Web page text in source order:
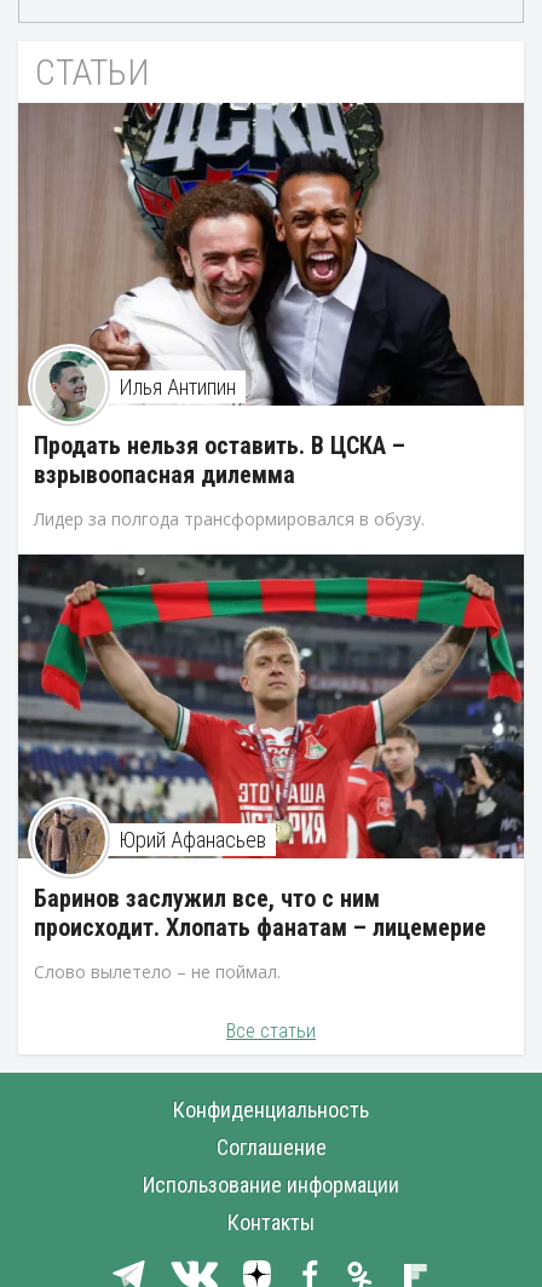
СТАТЬИ
Илья Антипин
Продать нельзя оставить. В ЦСКА –
взрывоопасная дилемма
Лидер за полгода трансформировался в обузу.
Юрий Афанасьев
Баринов заслужил все, что с ним
происходит. Хлопать фанатам – лицемерие
Слово вылетело – не поймал.
Все статьи
Конфиденциальность
Соглашение
Использование информации
Контакты